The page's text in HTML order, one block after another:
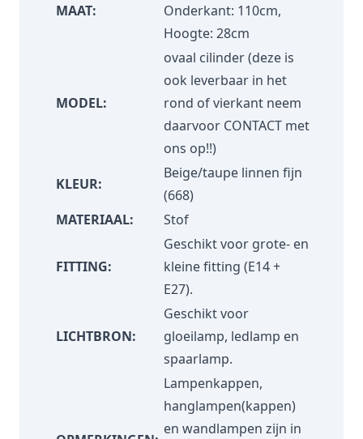
MAAT:
Onderkant: 110cm,
Hoogte: 28cm
MODEL:
ovaal cilinder (deze is
ook leverbaar in het
rond of vierkant neem
daarvoor CONTACT met
ons op!!)
KLEUR:
Beige/taupe linnen fijn
(668)
MATERIAAL:
Stof
FITTING:
Geschikt voor grote- en
kleine fitting (E14 +
E27).
LICHTBRON:
Geschikt voor
gloeilamp, ledlamp en
spaarlamp.
Lampenkappen,
hanglampen(kappen)
en wandlampen zijn in